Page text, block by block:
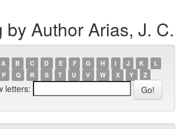
by Author Arias, J. C.
A B C D E F G H I J K
L
P Q R S T U V W X Y Z
letters: